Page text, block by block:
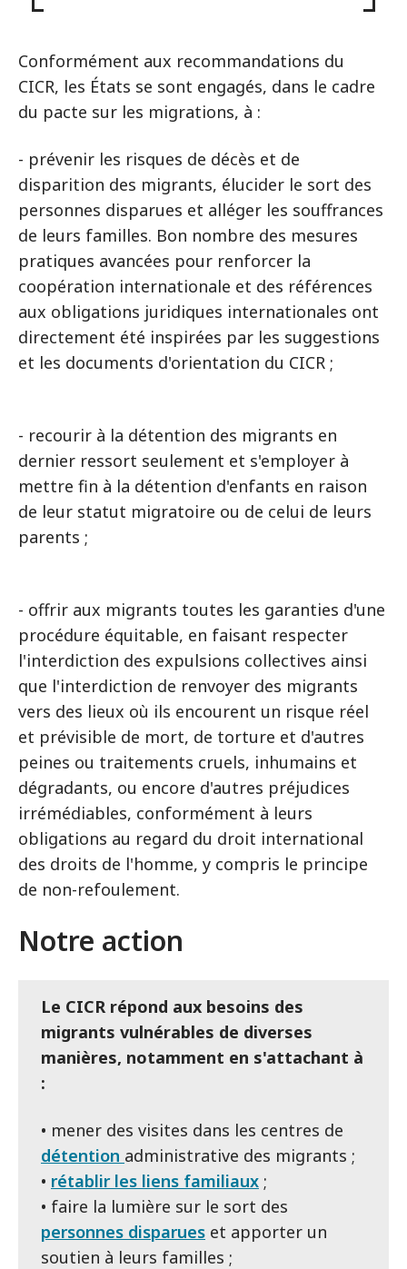
Conformément aux recommandations du
CICR, les États se sont engagés, dans le cadre
du pacte sur les migrations, à :
- prévenir les risques de décès et de
disparition des migrants, élucider le sort des
personnes disparues et alléger les souffrances
de leurs familles. Bon nombre des mesures
pratiques avancées pour renforcer la
coopération internationale et des références
aux obligations juridiques internationales ont
directement été inspirées par les suggestions
et les documents d'orientation du CICR ;
- recourir à la détention des migrants en
dernier ressort seulement et s'employer à
mettre fin à la détention d'enfants en raison
de leur statut migratoire ou de celui de leurs
parents ;
- offrir aux migrants toutes les garanties d'une
procédure équitable, en faisant respecter
l'interdiction des expulsions collectives ainsi
que l'interdiction de renvoyer des migrants
vers des lieux où ils encourent un risque réel
et prévisible de mort, de torture et d'autres
peines ou traitements cruels, inhumains et
dégradants, ou encore d'autres préjudices
irrémédiables, conformément à leurs
obligations au regard du droit international
des droits de l'homme, y compris le principe
de non-refoulement.
Notre action
Le CICR répond aux besoins des
migrants vulnérables de diverses
manières, notamment en s'attachant à
:
• mener des visites dans les centres de
détention administrative des migrants ;
• rétablir les liens familiaux ;
• faire la lumière sur le sort des
personnes disparues et apporter un
soutien à leurs familles ;